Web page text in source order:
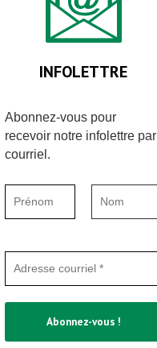
INFOLETTRE
Abonnez-vous pour
recevoir notre infolettre par
courriel.